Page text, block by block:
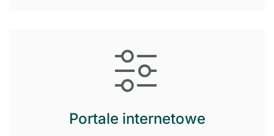
Portale internetowe